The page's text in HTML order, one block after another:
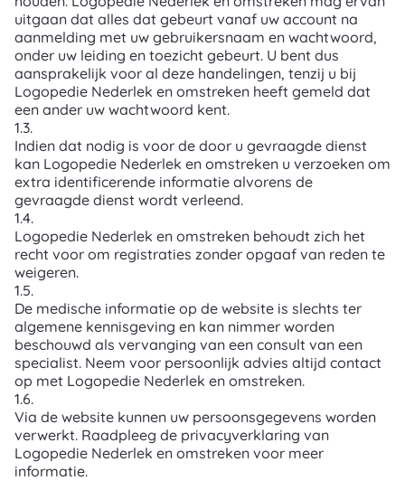
uitgaan dat alles dat gebeurt vanaf uw account na
aanmelding met uw gebruikersnaam en wachtwoord,
onder uw leiding en toezicht gebeurt. U bent dus
aansprakelijk voor al deze handelingen, tenzij u bij
Logopedie Nederlek en omstreken heeft gemeld dat
een ander uw wachtwoord kent.
1.3.
Indien dat nodig is voor de door u gevraagde dienst
kan Logopedie Nederlek en omstreken u verzoeken om
extra identificerende informatie alvorens de
gevraagde dienst wordt verleend.
1.4.
Logopedie Nederlek en omstreken behoudt zich het
recht voor om registraties zonder opgaaf van reden te
weigeren.
1.5.
De medische informatie op de website is slechts ter
algemene kennisgeving en kan nimmer worden
beschouwd als vervanging van een consult van een
specialist. Neem voor persoonlijk advies altijd contact
op met Logopedie Nederlek en omstreken.
1.6.
Via de website kunnen uw persoonsgegevens worden
verwerkt. Raadpleeg de privacyverklaring van
Logopedie Nederlek en omstreken voor meer
informatie.